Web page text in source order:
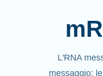
L'RNA
messaggio: